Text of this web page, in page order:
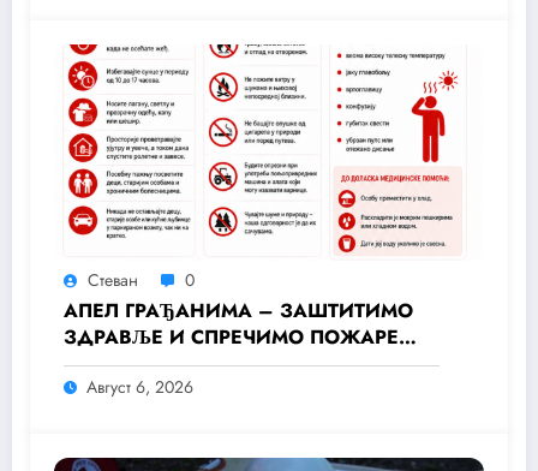
Стеван 0
АПЕЛ ГРАЂАНИМА – ЗАШТИТИМО
ЗДРАВЉЕ И СПРЕЧИМО ПОЖАРЕ
ТОКОМ ТОПЛОТНОГ ТАЛАСА
Август 6, 2026